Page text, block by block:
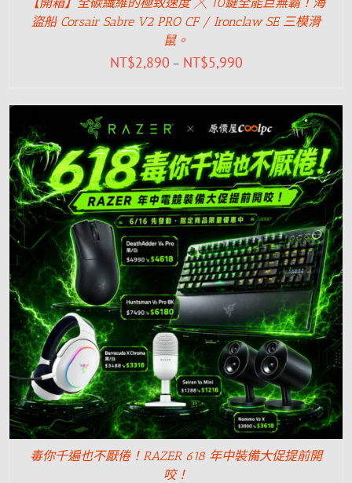
【開箱】全碳纖維的極致速度 ╳ 10鍵全能巨無霸！海
盜船 Corsair Sabre V2 PRO CF / Ironclaw SE 三模滑
鼠。
NT$2,890 – NT$5,990
毒你千遍也不厭倦！RAZER 618 年中裝備大促提前開
咬！